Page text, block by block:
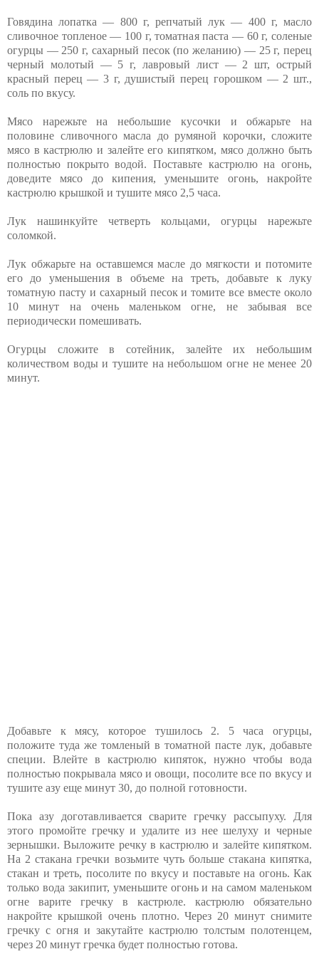
Говядина лопатка — 800 г, репчатый лук — 400 г, масло
сливочное топленое — 100 г, томатная паста — 60 г, соленые
огурцы — 250 г, сахарный песок (по желанию) — 25 г, перец
черный молотый — 5 г, лавровый лист — 2 шт, острый
красный перец — 3 г, душистый перец горошком — 2 шт.,
соль по вкусу.
Мясо нарежьте на небольшие кусочки и обжарьте на
половине сливочного масла до румяной корочки, сложите
мясо в кастрюлю и залейте его кипятком, мясо должно быть
полностью покрыто водой. Поставьте кастрюлю на огонь,
доведите мясо до кипения, уменьшите огонь, накройте
кастрюлю крышкой и тушите мясо 2,5 часа.
Лук нашинкуйте четверть кольцами, огурцы нарежьте
соломкой.
Лук обжарьте на оставшемся масле до мягкости и потомите
его до уменьшения в объеме на треть, добавьте к луку
томатную пасту и сахарный песок и томите все вместе около
10 минут на очень маленьком огне, не забывая все
периодически помешивать.
Огурцы сложите в сотейник, залейте их небольшим
количеством воды и тушите на небольшом огне не менее 20
минут.
Добавьте к мясу, которое тушилось 2. 5 часа огурцы,
положите туда же томленый в томатной пасте лук, добавьте
специи. Влейте в кастрюлю кипяток, нужно чтобы вода
полностью покрывала мясо и овощи, посолите все по вкусу и
тушите азу еще минут 30, до полной готовности.
Пока азу доготавливается сварите гречку рассыпуху. Для
этого промойте гречку и удалите из нее шелуху и черные
зернышки. Выложите речку в кастрюлю и залейте кипятком.
На 2 стакана гречки возьмите чуть больше стакана кипятка,
стакан и треть, посолите по вкусу и поставьте на огонь. Как
только вода закипит, уменьшите огонь и на самом маленьком
огне варите гречку в кастрюле. кастрюлю обязательно
накройте крышкой очень плотно. Через 20 минут снимите
гречку с огня и закутайте кастрюлю толстым полотенцем,
через 20 минут гречка будет полностью готова.